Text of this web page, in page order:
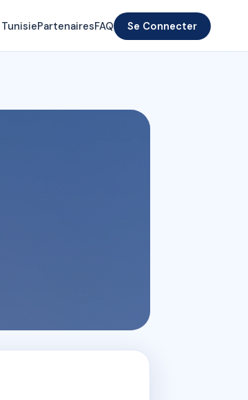
PartenairesFAQ Se Connecter